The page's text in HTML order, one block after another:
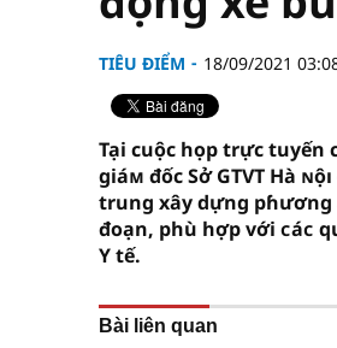
TIÊU ĐIỂM 18/09/2021
Tại cuộc họp trực tuyến
giáᴍ đốc Sở GTVT Hà
trung xây dựng pɦương
đoạn, phù hợp với ᴄáᴄ
Y tế.
Bài liên quan